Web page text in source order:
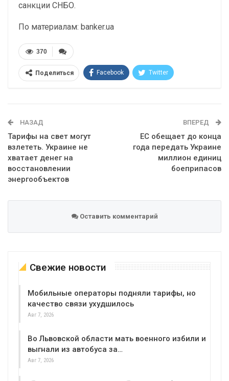
санкции СНБО.
По материалам: banker.ua
370
Поделиться Facebook Twitter
НАЗАД
Тарифы на свет могут
взлететь. Украине не
хватает денег на
восстановлении
энергообъектов
ВПЕРЕД
ЕС обещает до конца
года передать Украине
миллион единиц
боеприпасов
Оставить комментарий
Свежие новости
Мобильные операторы подняли тарифы, но
качество связи ухудшилось
Авг 7, 2026
Во Львовской области мать военного избили и
выгнали из автобуса за…
Авг 7, 2026